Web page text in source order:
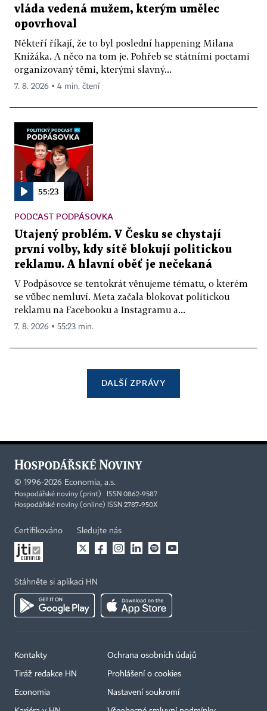
vláda vedená mužem, kterým umělec
opovrhoval
Někteří říkají, že to byl poslední happening Milana
Knížáka. A něco na tom je. Pohřeb se státními poctami
organizovaný těmi, kterými slavný...
7. 8. 2026 ▪ 4 min. čtení
55:23
PODCAST PODPÁSOVKA
Utajený problém. V Česku se chystají
první volby, kdy sítě blokují politickou
reklamu. A hlavní oběť je nečekaná
V Podpásovce se tentokrát věnujeme tématu, o kterém
se vůbec nemluví. Meta začala blokovat politickou
reklamu na Facebooku a Instagramu a...
7. 8. 2026 ▪ 55:23 min.
DALŠÍ ZPRÁVY
© 1996-2026 Economia, a.s.
Hospodářské noviny (print) ISSN 0862-9587
Hospodářské noviny (online) ISSN 2787-950X
Certifikováno Sledujte nás
Stáhněte si aplikaci HN
Kontakty
Tiráž redakce HN
Economia
Ochrana osobních údajů
Prohlášení o cookies
Nastavení soukromí